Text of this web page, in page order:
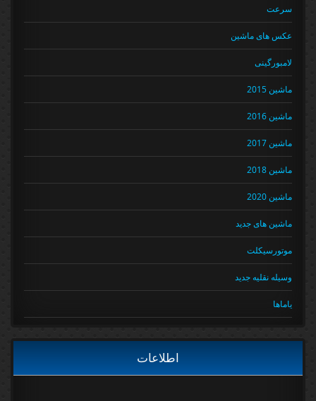
سرعت
عکس های ماشین
لامبورگینی
ماشین 2015
ماشین 2016
ماشین 2017
ماشین 2018
ماشین 2020
ماشین های جدید
موتورسیکلت
وسیله نقلیه جدید
یاماها
اطلاعات